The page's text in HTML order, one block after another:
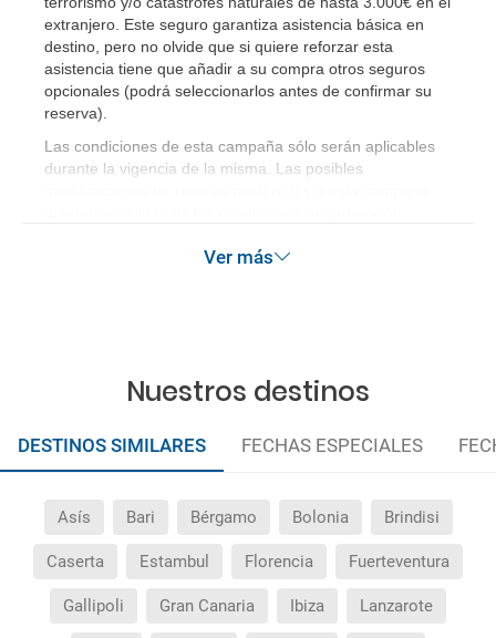
¿Qué hago si el traslado contratado del aeropuerto
al hotel o viceversa no ha aparecido?
¿Necesito visado para poder ir a ...?
¿Cuántas veces debo imprimir el bono de los
extranjero. Este seguro garantiza asistencia básica en
destino, pero no olvide que si quiere reforzar esta
asistencia tiene que añadir a su compra otros seguros
opcionales (podrá seleccionarlos antes de confirmar su
reserva)
Las condiciones de esta campaña sólo serán aplicables
durante la vigencia de la misma. Las posibles
Ver más
Nuestros destinos
DESTINOS SIMILARES FECHAS ESPECIALES
Asís Bari Bérgamo Bolonia Brindisi
Caserta Estambul Florencia Fuerteventura
Gallipoli Gran Canaria Ibiza Lanzarote